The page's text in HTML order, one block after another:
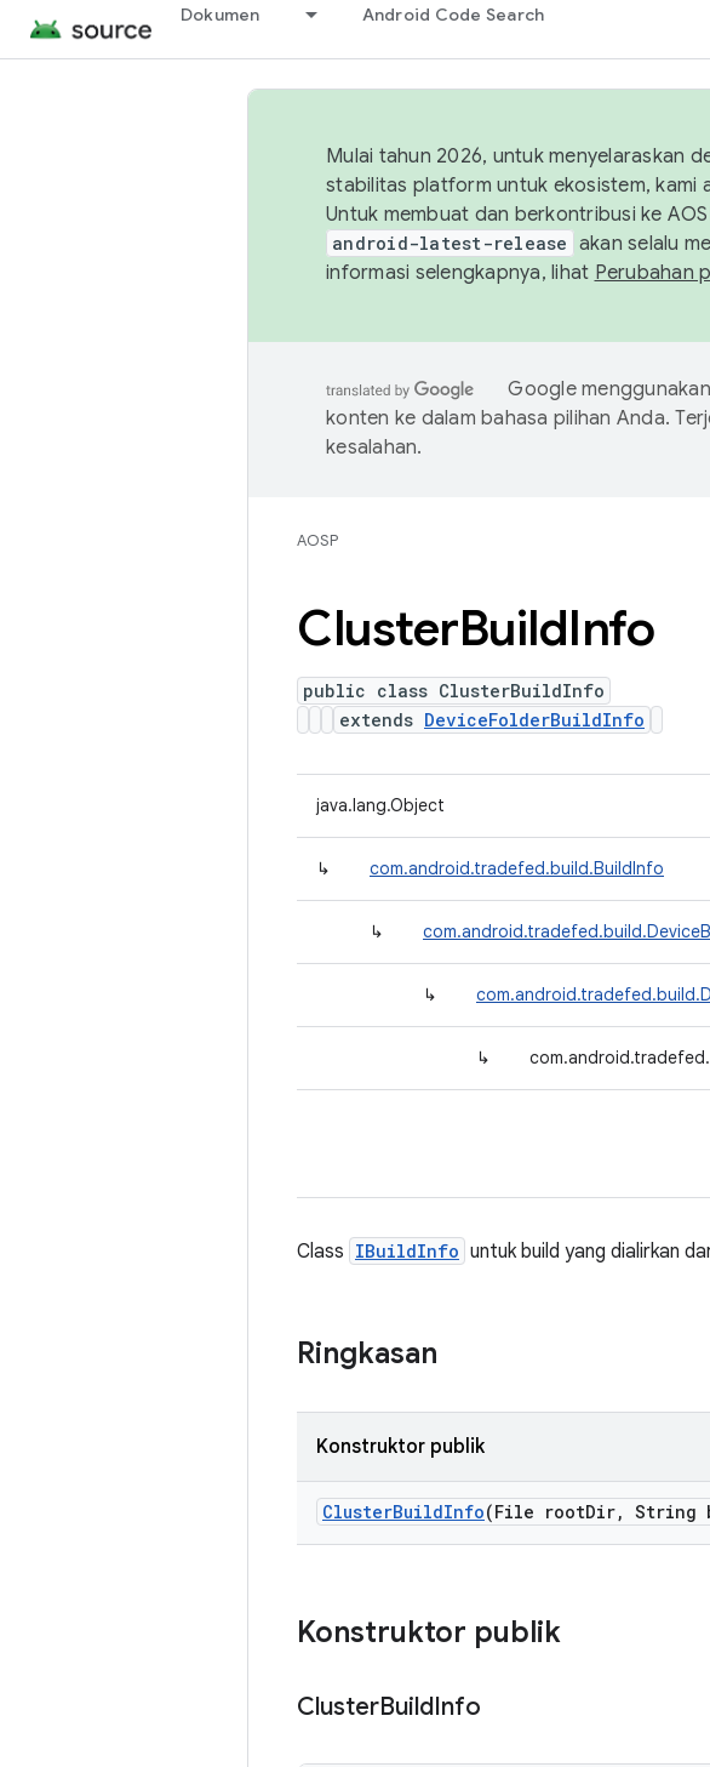
Dokumen Android Code Search
Mulai tahun 2026, untuk menyelaraskan
stabilitas platform untuk ekosistem, kami
Untuk membuat dan berkontribusi ke
android-latest-release akan selalu
informasi selengkapnya, lihat Perubahan
Google
konten ke dalam bahasa pilihan Anda.
kesalahan.
AOSP
ClusterBuildInfo
public class ClusterBuildInfo
extends DeviceFolderBuildInfo
java.lang.Object
↳ com.android.tradefed.build.BuildInfo
↳
↳
↳
Class IBuildInfo untuk build yang dialirkan
Ringkasan
Konstruktor publik
ClusterBuildInfo(File rootDir, String
Konstruktor publik
ClusterBuildInfo